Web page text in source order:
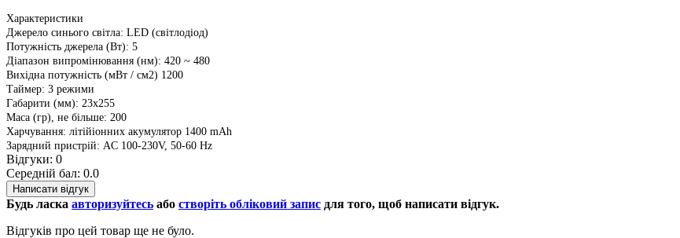
Характеристики
Джерело синього світла: LED (світлодіод)
Потужність джерела (Вт): 5
Діапазон випромінювання (нм): 420 ~ 480
Вихідна потужність (мВт / см2) 1200
Таймер: 3 режими
Габарити (мм): 23х255
Маса (гр), не більше: 200
Харчування: літійіонних акумулятор 1400 mAh
Зарядний пристрій: AC 100-230V, 50-60 Hz
Відгуки: 0
Середній бал: 0.0
Написати відгук
Будь ласка авторизуйтесь або створіть обліковий запис для того, щоб написати відгук.
Відгуків про цей товар ще не було.